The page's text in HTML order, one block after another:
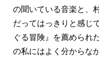
の聞いている音楽と、
だってはっきりと感じ
ぐる冒険』を薦められ
の私にはよく分からな